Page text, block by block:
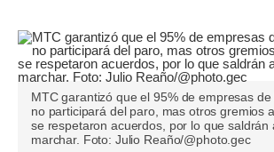
Editorial
Pregunta de hoy
Blogs
Tendencias
MTC garantizó que el 95% de empresas
no participará del paro, mas otros gremios
se respetaron acuerdos, por lo que saldrán
marchar. Foto: Julio Reaño/@photo.gec